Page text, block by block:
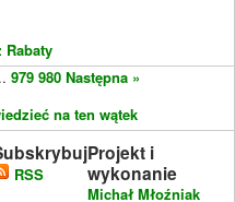
Rabaty
979 980 Następna »
na ten wątek
RSS
Projekt i
wykonanie
Michał Młoźniak